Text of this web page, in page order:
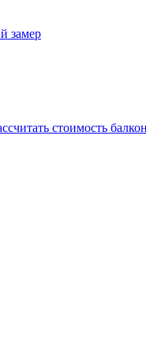
замер
стоимость